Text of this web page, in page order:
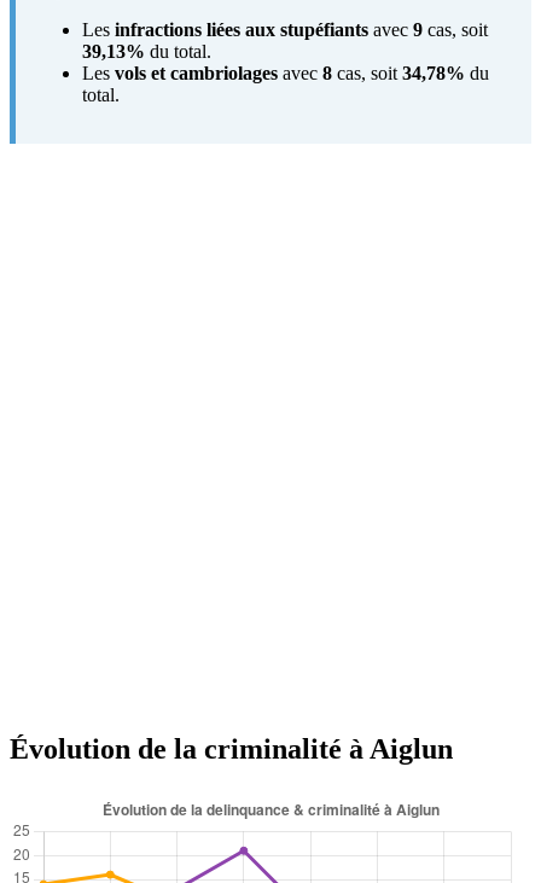
Les infractions liées aux stupéfiants avec 9 cas, soit
39,13% du total.
Les vols et cambriolages avec 8 cas, soit 34,78% du
total.
Évolution de la criminalité à Aiglun